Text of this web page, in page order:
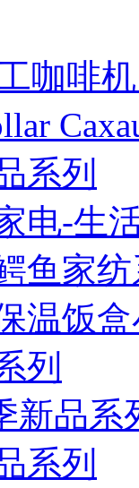
咖啡
系列
电-生
鱼家
温饭
列
新品系
系列